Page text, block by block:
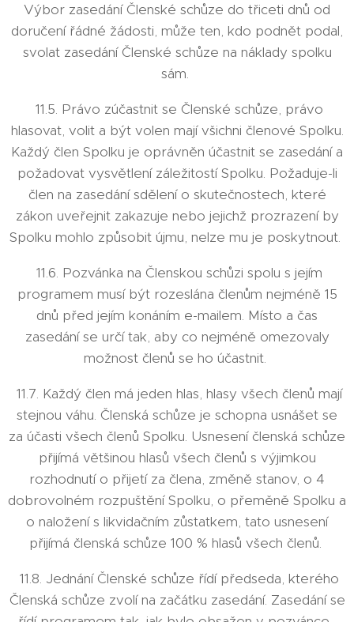
Výbor zasedání Členské schůze do třiceti dnů od
doručení řádné žádosti, může ten, kdo podnět podal,
svolat zasedání Členské schůze na náklady spolku
sám.
11.5. Právo zúčastnit se Členské schůze, právo
hlasovat, volit a být volen mají všichni členové Spolku.
Každý člen Spolku je oprávněn účastnit se zasedání a
požadovat vysvětlení záležitostí Spolku. Požaduje-li
člen na zasedání sdělení o skutečnostech, které
zákon uveřejnit zakazuje nebo jejichž prozrazení by
Spolku mohlo způsobit újmu, nelze mu je poskytnout.
11.6. Pozvánka na Členskou schůzi spolu s jejím
programem musí být rozeslána členům nejméně 15
dnů před jejím konáním e-mailem. Místo a čas
zasedání se určí tak, aby co nejméně omezovaly
možnost členů se ho účastnit.
11.7. Každý člen má jeden hlas, hlasy všech členů mají
stejnou váhu. Členská schůze je schopna usnášet se
za účasti všech členů Spolku. Usnesení členská schůze
přijímá většinou hlasů všech členů s výjimkou
rozhodnutí o přijetí za člena, změně stanov, o 4
dobrovolném rozpuštění Spolku, o přeměně Spolku a
o naložení s likvidačním zůstatkem, tato usnesení
přijímá členská schůze 100 % hlasů všech členů.
11.8. Jednání Členské schůze řídí předseda, kterého
Členská schůze zvolí na začátku zasedání. Zasedání se